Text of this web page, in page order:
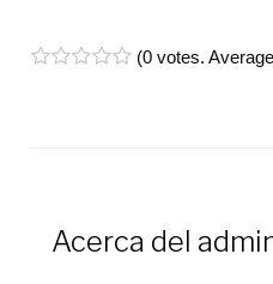
(0 votes. Average
Acerca del